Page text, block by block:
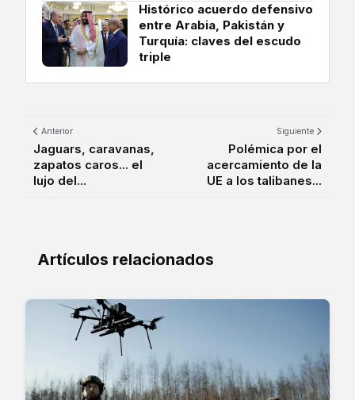
Histórico acuerdo defensivo
entre Arabia, Pakistán y
Turquía: claves del escudo
triple
Anterior
Jaguars, caravanas,
zapatos caros... el
lujo del...
Siguiente
Polémica por el
acercamiento de la
UE a los talibanes...
Artículos relacionados